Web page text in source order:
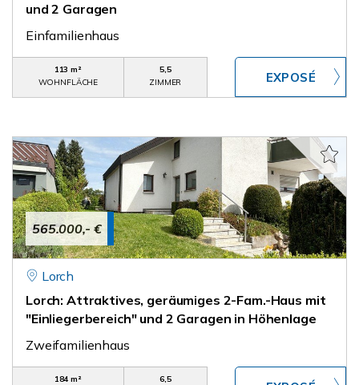
und 2 Garagen
Einfamilienhaus
113 m²
WOHNFLÄCHE
5,5
ZIMMER
565.000,- €
Lorch
Lorch: Attraktives, geräumiges 2-Fam.-Haus mit
"Einliegerbereich" und 2 Garagen in Höhenlage
Zweifamilienhaus
184 m²
6,5